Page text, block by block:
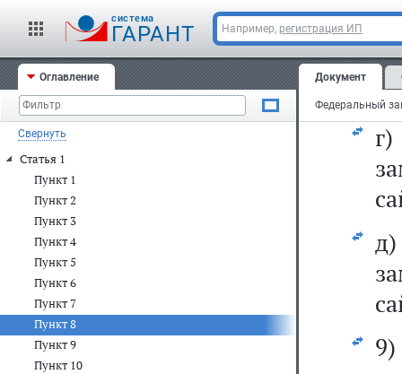
cистема
ГАРАНТ Например, регистрация ИП
Оглавление
Свернуть
Статья 1
Пункт 1
Пункт 2
Пункт 3
Пункт 4
Пункт 5
Пункт 6
Пункт 7
Пункт 8
Пункт 9
Пункт 10
Документ